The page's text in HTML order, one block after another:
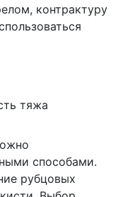
контрактуру
способами.
рубцовых